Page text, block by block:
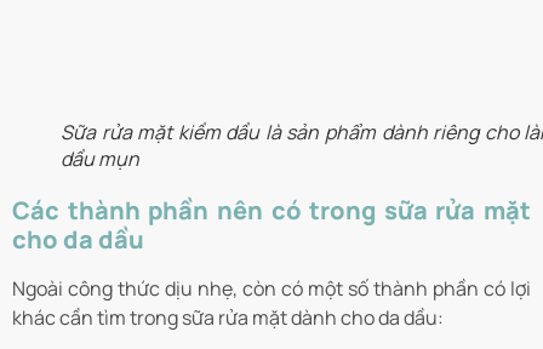
Sữa rửa mặt kiềm dầu là sản phẩm dành riêng cho
dầu mụn
Các thành phần nên có trong sữa rửa mặt
cho da dầu
Ngoài công thức dịu nhẹ, còn có một số thành phần có lợi
khác cần tìm trong sữa rửa mặt dành cho da dầu: